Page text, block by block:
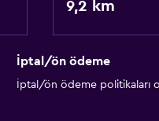
9,2 km
İptal/ön ödeme
İptal/ön ödeme politikaları